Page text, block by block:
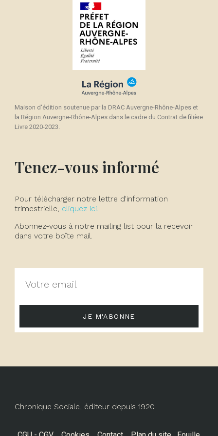
Maison d'édition soutenue par la DRAC Auvergne-Rhône-Alpes et
la Région Auvergne-Rhône-Alpes dans le cadre du Contrat de filière
Livre 2020-2023.
Tenez-vous informé
Pour télécharger notre lettre d'information
trimestrielle, cliquez ici.
Abonnez-vous à notre mailing list pour la recevoir
dans votre boîte mail.
JE M'ABONNE
Chronique Sociale, éditeur depuis 1920